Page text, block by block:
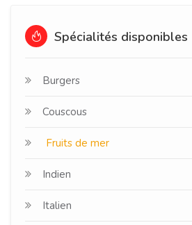
Spécialités disponibles
Burgers
Couscous
Fruits de mer
Indien
Italien